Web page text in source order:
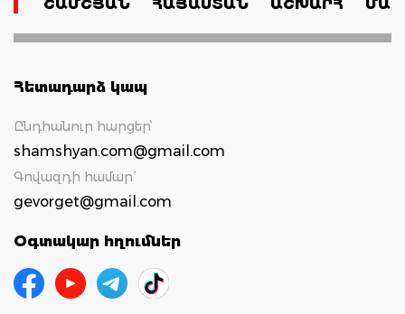
ՇԱՄՇՅԱՆ ՀԱՅԱՍՏԱՆ ԱՇԽԱՐՀ
Հետադարձ կապ
Ընդհանուր հարցեր՝
shamshyan.com@gmail.com
Գովազդի համար`
gevorget@gmail.com
Օգտակար հղումներ